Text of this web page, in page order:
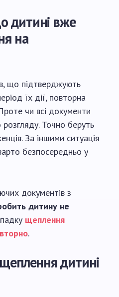
дитині вже
на
що підтверджують
їх дії, повторна
чи всі документи
Точно беруть
За іншими ситуація
безпосередньо у
документів з
дитину не
щеплення
.
дитині